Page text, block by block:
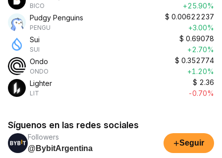
BICO
+25.90%
Pudgy Penguins
PENGU
$ 0.00622237
+3.00%
Sui
SUI
$ 0.69078
+2.70%
Ondo
ONDO
$ 0.352774
+1.20%
Lighter
LIT
$ 2.36
-0.70%
Síguenos en las redes sociales
Followers
@BybitArgentina
+Seguir